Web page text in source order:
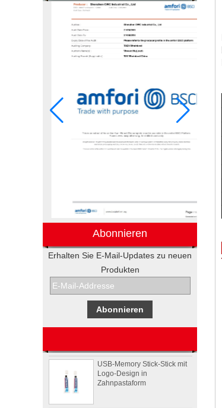
Abonnieren
Erhalten Sie E-Mail-Updates zu neuen
Produkten
Elektronische
Werbegeschenkboxen von
Pepsi
Usb-stick usb-stick
stickmaschine der
nähmaschine
benutzerdefinierte design
USB-Memory Stick-Stick mit
Logo-Design in
Zahnpastaform